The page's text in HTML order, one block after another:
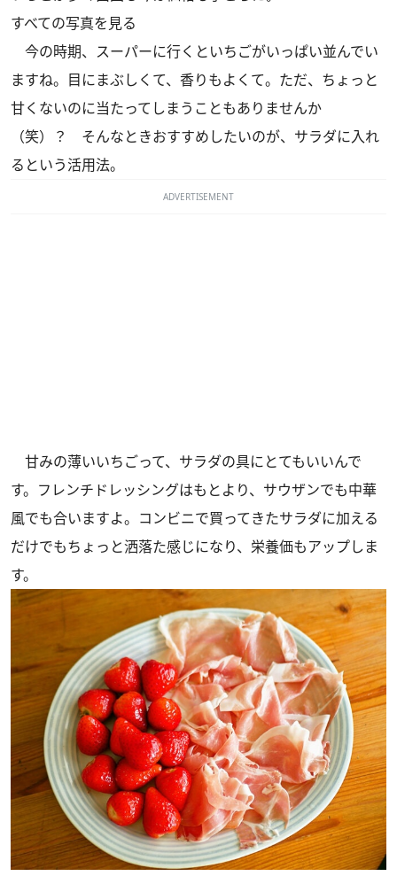
すべての写真を見る
今の時期、スーパーに行くといちごがいっぱい並んでい
ますね。目にまぶしくて、香りもよくて。ただ、ちょっと
甘くないのに当たってしまうこともありませんか
（笑）？ そんなときおすすめしたいのが、サラダに入れ
るという活用法。
ADVERTISEMENT
甘みの薄いいちごって、サラダの具にとてもいいんで
す。フレンチドレッシングはもとより、サウザンでも中華
風でも合いますよ。コンビニで買ってきたサラダに加える
だけでもちょっと洒落た感じになり、栄養価もアップしま
す。